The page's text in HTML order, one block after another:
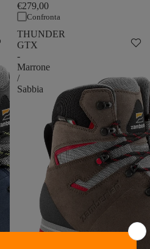
€279,00
Confronta
THUNDER
GTX
-
Marrone
/
Sabbia